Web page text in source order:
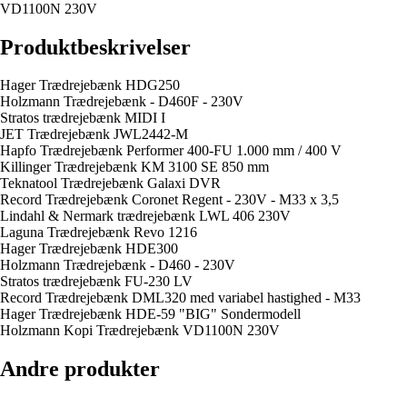
VD1100N 230V
Produktbeskrivelser
Hager Trædrejebænk HDG250
Holzmann Trædrejebænk - D460F - 230V
Stratos trædrejebænk MIDI I
JET Trædrejebænk JWL2442-M
Hapfo Trædrejebænk Performer 400-FU 1.000 mm / 400 V
Killinger Trædrejebænk KM 3100 SE 850 mm
Teknatool Trædrejebænk Galaxi DVR
Record Trædrejebænk Coronet Regent - 230V - M33 x 3,5
Lindahl & Nermark trædrejebænk LWL 406 230V
Laguna Trædrejebænk Revo 1216
Hager Trædrejebænk HDE300
Holzmann Trædrejebænk - D460 - 230V
Stratos trædrejebænk FU-230 LV
Record Trædrejebænk DML320 med variabel hastighed - M33
Hager Trædrejebænk HDE-59 "BIG" Sondermodell
Holzmann Kopi Trædrejebænk VD1100N 230V
Andre produkter